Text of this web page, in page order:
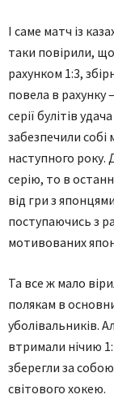
І саме матч із
таки повірили,
рахунком 1:3,
повела в рахунку
серії булітів
забезпечили собі
наступного року.
серію, то в
від гри з
поступаючись з
мотивованих
Та все ж мало
полякам в
уболівальників.
втримали нічию
зберегли за
світового хокею.